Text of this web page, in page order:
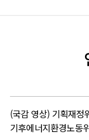
(국감 영상) 기획재정
기후에너지환경노동